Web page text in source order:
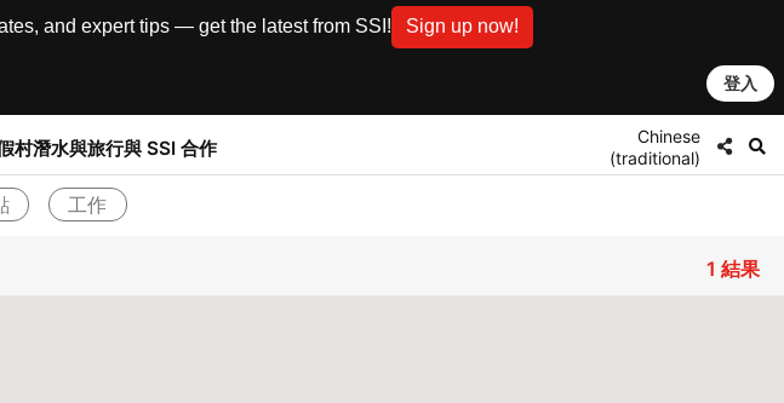
and expert tips — get the latest from SSI! Sign up now!
登入
村潛水與旅行與 SSI 合作
Chinese
(traditional)
工作
1 結果